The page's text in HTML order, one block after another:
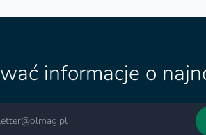
informacje o